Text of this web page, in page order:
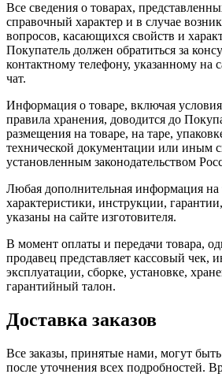
Все сведения о товарах,
справочный характер и в случае
вопросов, касающихся свойств и
Покупатель должен обратиться за
контактному телефону, указанному на
чат.
Информация о товаре, включая
правила хранения, доводится до
размещения на товаре, на таре,
технической документации или иным
установленным законодательством
Любая дополнительная информация на
характеристики, инструкции,
указаны на сайте изготовителя.
В момент оплаты и передачи товара,
продавец представляет кассовый чек,
эксплуатации, сборке, установке,
гарантийный талон.
Доставка заказов
Все заказы, принятые нами, могут
после уточнения всех подробностей.